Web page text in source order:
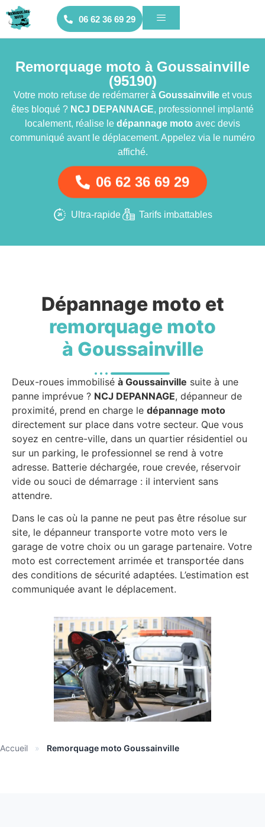
06 62 36 69 29
Remorquage moto à Goussainville
(95190)
Votre moto refuse de redémarrer à Goussainvilleet vous
êtes bloqué ? NCJ DEPANNAGE, professionnel implanté
localement, réalise le dépannage moto avec devis
communiqué avant le déplacement. Appelez via le numéro
affiché.
06 62 36 69 29
Ultra-rapide Tarifs imbattables
Dépannage moto et
remorquage moto
à Goussainville
Deux-roues immobilisé à Goussainville suite à une
panne imprévue ? NCJ DEPANNAGE, dépanneur de
proximité, prend en charge le dépannage moto
directement sur place dans votre secteur. Que vous
soyez en centre-ville, dans un quartier résidentiel ou
sur un parking, le professionnel se rend à votre
adresse. Batterie déchargée, roue crevée, réservoir
vide ou souci de démarrage : il intervient sans
attendre.
Dans le cas où la panne ne peut pas être résolue sur
site, le dépanneur transporte votre moto vers le
garage de votre choix ou un garage partenaire. Votre
moto est correctement arrimée et transportée dans
des conditions de sécurité adaptées. L’estimation est
communiquée avant le déplacement.
Accueil » Remorquage moto Goussainville